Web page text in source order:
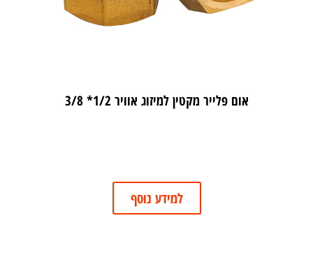
אום פלייר מקטין למיזוג אוויר 1/2* 3/8
למידע נוסף